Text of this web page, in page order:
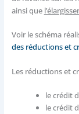
ainsi que
Voir le schéma
des réductions et
Les réductions et
le crédit
le crédit